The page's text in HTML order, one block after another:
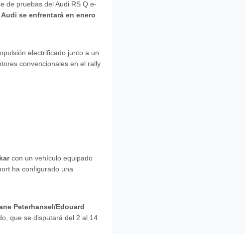
de pruebas del Audi RS Q e-
se enfrentará en enero
electrificado junto a un
convencionales en el rally
con un vehículo equipado
ha configurado una
Peterhansel/Edouard
que se disputará del 2 al 14